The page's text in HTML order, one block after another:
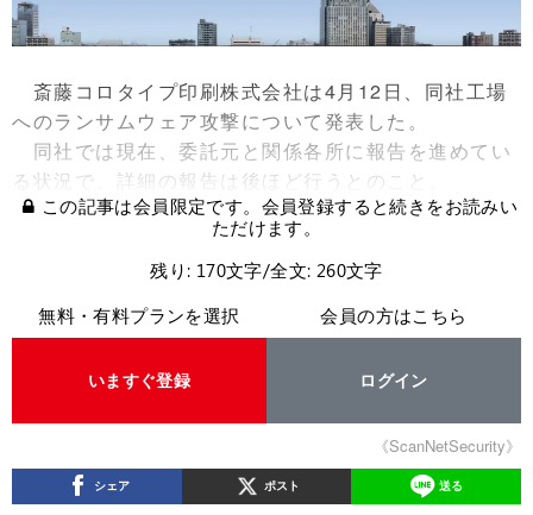
斎藤コロタイプ印刷株式会社は4月12日、同社工場
へのランサムウェア攻撃について発表した。
同社では現在、委託元と関係各所に報告を進めてい
る状況で、詳細の報告は後ほど行うとのこと。
この記事は会員限定です。会員登録すると続きをお読みい
ただけます。
残り: 170文字/全文: 260文字
無料・有料プランを選択
いますぐ登録
会員の方はこちら
ログイン
《ScanNetSecurity》
シェア ポスト 送る